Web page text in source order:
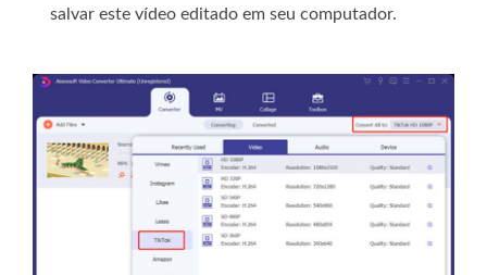
salvar este vídeo editado em seu computador.